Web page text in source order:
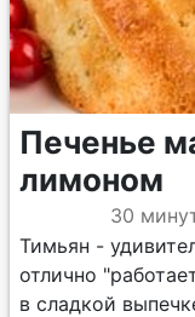
Печенье
лимоном
30
Тимьян -
отлично
в сладкой